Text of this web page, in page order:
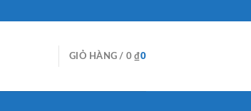
GIỎ HÀNG / 0₫0